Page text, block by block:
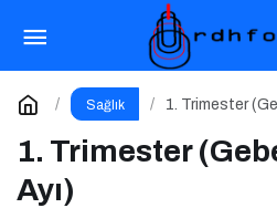
Sağlık 1. Trimester
1. Trimester
Ayı)
Protein Kalitesi:
Yorum Yap